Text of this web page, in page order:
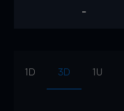
-
1D 3D 1U